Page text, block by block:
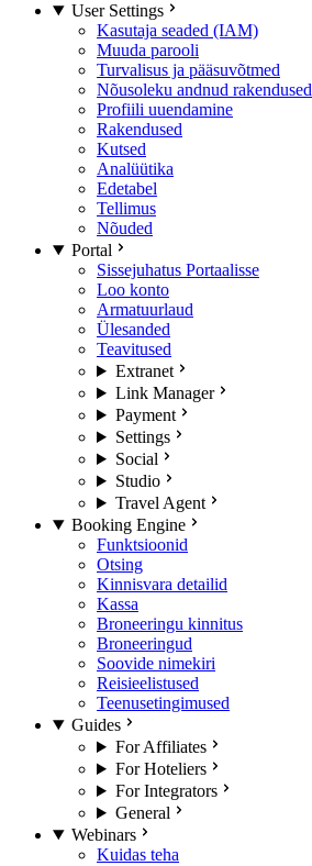
User Settings
Kasutaja seaded (IAM)
Muuda parooli
Turvalisus ja pääsuvõtmed
Nõusoleku andnud rakendused
Profiili uuendamine
Rakendused
Kutsed
Analüütika
Edetabel
Tellimus
Nõuded
Portal
Sissejuhatus Portaalisse
Loo konto
Armatuurlaud
Ülesanded
Teavitused
Extranet
Link Manager
Payment
Settings
Social
Studio
Travel Agent
Booking Engine
Funktsioonid
Otsing
Kinnisvara detailid
Kassa
Broneeringu kinnitus
Broneeringud
Soovide nimekiri
Reisieelistused
Teenusetingimused
Guides
For Affiliates
For Hoteliers
For Integrators
General
Webinars
Kuidas teha